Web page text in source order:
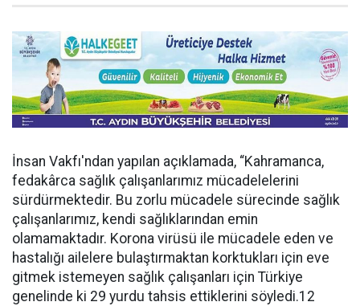
İnsan Vakfı'ndan yapılan açıklamada, “Kahramanca,
fedakârca sağlık çalışanlarımız mücadelelerini
sürdürmektedir. Bu zorlu mücadele sürecinde sağlık
çalışanlarımız, kendi sağlıklarından emin
olamamaktadır. Korona virüsü ile mücadele eden ve
hastalığı ailelere bulaştırmaktan korktukları için eve
gitmek istemeyen sağlık çalışanları için Türkiye
genelinde ki 29 yurdu tahsis ettiklerini söyledi.12